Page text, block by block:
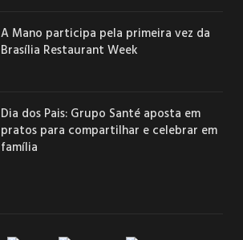
A Mano participa pela primeira vez da
Brasília Restaurant Week
Dia dos Pais: Grupo Santé aposta em
pratos para compartilhar e celebrar em
família